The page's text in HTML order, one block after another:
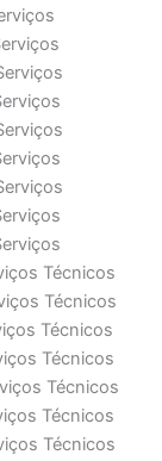
Técnicos
Técnicos
Técnicos
Técnicos
Técnicos
Técnicos
Técnicos